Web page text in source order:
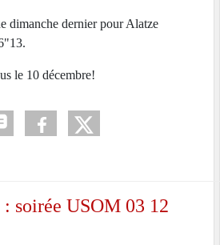
dimanche dernier pour Alatze
le 10 décembre!
: soirée USOM 03 12